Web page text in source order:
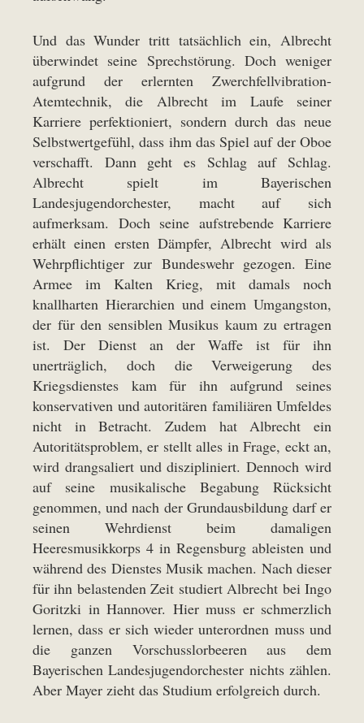
Und das Wunder tritt tatsächlich ein, Albrecht
überwindet seine Sprechstörung. Doch weniger
aufgrund der erlernten Zwerchfellvibration-
Atemtechnik, die Albrecht im Laufe seiner
Karriere perfektioniert, sondern durch das neue
Selbstwertgefühl, dass ihm das Spiel auf der Oboe
verschafft. Dann geht es Schlag auf Schlag.
Albrecht spielt im Bayerischen
Landesjugendorchester, macht auf sich
aufmerksam. Doch seine aufstrebende Karriere
erhält einen ersten Dämpfer, Albrecht wird als
Wehrpflichtiger zur Bundeswehr gezogen. Eine
Armee im Kalten Krieg, mit damals noch
knallharten Hierarchien und einem Umgangston,
der für den sensiblen Musikus kaum zu ertragen
ist. Der Dienst an der Waffe ist für ihn
unerträglich, doch die Verweigerung des
Kriegsdienstes kam für ihn aufgrund seines
konservativen und autoritären familiären Umfeldes
nicht in Betracht. Zudem hat Albrecht ein
Autoritätsproblem, er stellt alles in Frage, eckt an,
wird drangsaliert und diszipliniert. Dennoch wird
auf seine musikalische Begabung Rücksicht
genommen, und nach der Grundausbildung darf er
seinen Wehrdienst beim damaligen
Heeresmusikkorps 4 in Regensburg ableisten und
während des Dienstes Musik machen. Nach dieser
für ihn belastenden Zeit studiert Albrecht bei Ingo
Goritzki in Hannover. Hier muss er schmerzlich
lernen, dass er sich wieder unterordnen muss und
die ganzen Vorschusslorbeeren aus dem
Bayerischen Landesjugendorchester nichts zählen.
Aber Mayer zieht das Studium erfolgreich durch.